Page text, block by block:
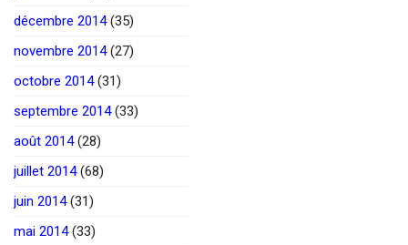
décembre 2014(35)
novembre 2014(27)
octobre 2014(31)
septembre 2014(33)
août 2014(28)
juillet 2014(68)
juin 2014(31)
mai 2014(33)